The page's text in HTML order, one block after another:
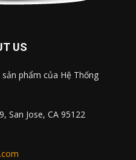
US
sản phẩm của Hệ Thống
San Jose, CA 95122